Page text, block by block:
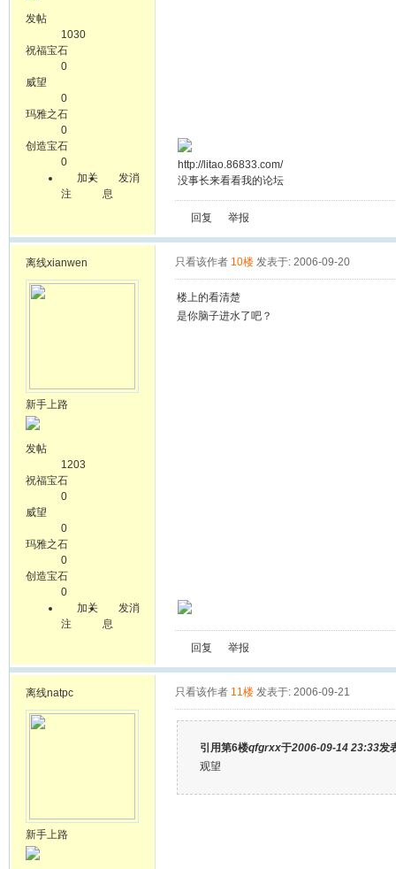
发帖
1030
祝福宝石
0
威望
0
玛雅之石
0
创造宝石
0
加关
注
发消
息
http://litao.86833.com/
没事长来看看我的论坛
回复 举报
离线xianwen
新手上路
发帖
1203
祝福宝石
0
威望
0
玛雅之石
0
创造宝石
0
加关
注
发消
息
只看该作者 10楼 发表于: 2006-09-20
楼上的看清楚
是你脑子进水了吧？
回复 举报
离线natpc
新手上路
只看该作者 11楼 发表于: 2006-09-21
引用第6楼qfgrxx于2006-09-14 23:33发
观望